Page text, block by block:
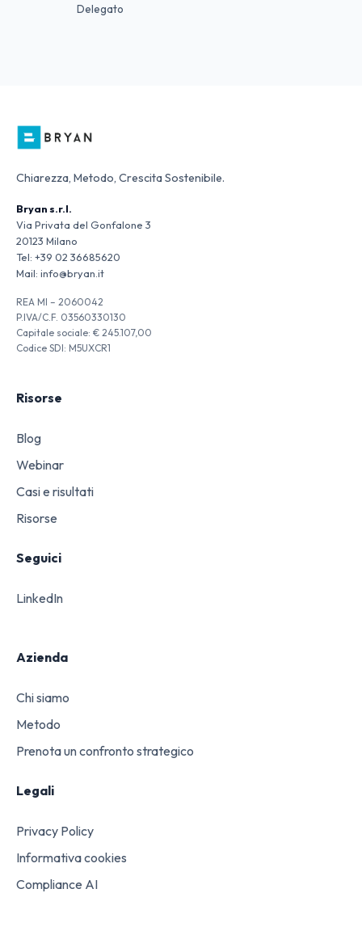
Delegato
Chiarezza, Metodo, Crescita Sostenibile.
Bryan s.r.l.
Via Privata del Gonfalone 3
20123 Milano
Tel: +39 02 36685620
Mail: info@bryan.it
REA MI – 2060042
P.IVA/C.F. 03560330130
Capitale sociale: € 245.107,00
Codice SDI: M5UXCR1
Risorse
Blog
Webinar
Casi e risultati
Risorse
Seguici
LinkedIn
Azienda
Chi siamo
Metodo
Prenota un confronto strategico
Legali
Privacy Policy
Informativa cookies
Compliance AI